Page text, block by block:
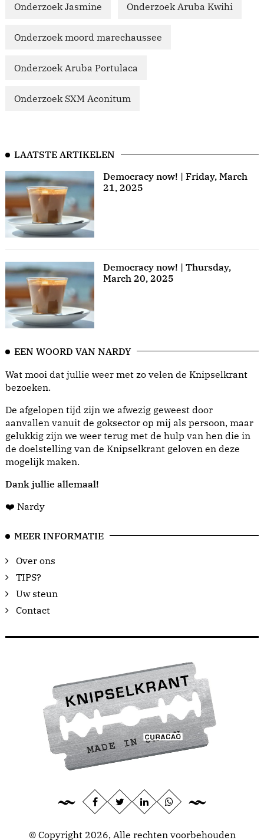
Onderzoek Jasmine Onderzoek Aruba Kwihi
Onderzoek moord marechaussee
Onderzoek Aruba Portulaca
Onderzoek SXM Aconitum
LAATSTE ARTIKELEN
Democracy now! | Friday, March
21, 2025
Democracy now! | Thursday,
March 20, 2025
EEN WOORD VAN NARDY
Wat mooi dat jullie weer met zo velen de Knipselkrant
bezoeken.
De afgelopen tijd zijn we afwezig geweest door
aanvallen vanuit de goksector op mij als persoon, maar
gelukkig zijn we weer terug met de hulp van hen die in
de doelstelling van de Knipselkrant geloven en deze
mogelijk maken.
Dank jullie allemaal!
❤️ Nardy
MEER INFORMATIE
Over ons
TIPS?
Uw steun
Contact
© Copyright 2026, Alle rechten voorbehouden